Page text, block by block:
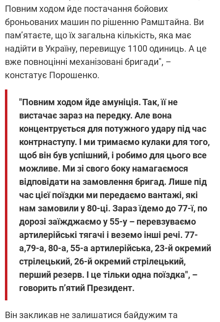
Повним ходом йде постачання бойових
броньованих машин по рішенню Рамштайна. Ви
пам’ятаєте, що їх загальна кількість, яка має
надійти в Україну, перевищує 1100 одиниць. А це
вже повноцінні механізовані бригади", –
констатує Порошенко.
"Повним ходом йде амуніція. Так, її не
вистачає зараз на передку. Але вона
концентрується для потужного удару під час
контрнаступу. І ми тримаємо кулаки для того,
щоб він був успішний, і робимо для цього все
можливе. Ми зі свого боку намагаємося
відповідати на замовлення бригад. Лише під
час цієї поїздки ми передаємо вантажі, які
нам замовили у 80-ці. Зараз їдемо до 77-ї, по
дорозі заїжджаємо у 55-у – перевзуваємо
артилерійські тягачі і веземо інші речі. 77-
а,79-а, 80-а, 55-а артилерійська, 23-й окремий
стрілецький, 26-й окремий стрілецький,
перший резерв. І це тільки одна поїздка", –
говорить п’ятий Президент.
Він закликав не залишатися байдужим та